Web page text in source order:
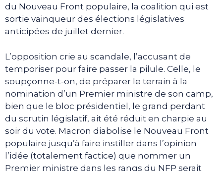
du Nouveau Front populaire, la coalition qui est
sortie vainqueur des élections législatives
anticipées de juillet dernier.
L’opposition crie au scandale, l’accusant de
temporiser pour faire passer la pilule. Celle, le
soupçonne-t-on, de préparer le terrain à la
nomination d’un Premier ministre de son camp,
bien que le bloc présidentiel, le grand perdant
du scrutin législatif, ait été réduit en charpie au
soir du vote. Macron diabolise le Nouveau Front
populaire jusqu’à faire instiller dans l’opinion
l’idée (totalement factice) que nommer un
Premier ministre dans les rangs du NFP serait